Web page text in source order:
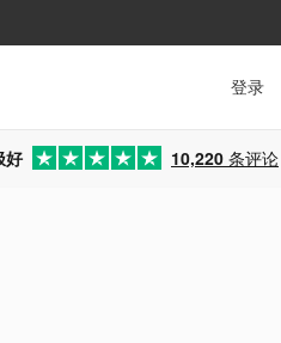
登录
好 10,220 条评论